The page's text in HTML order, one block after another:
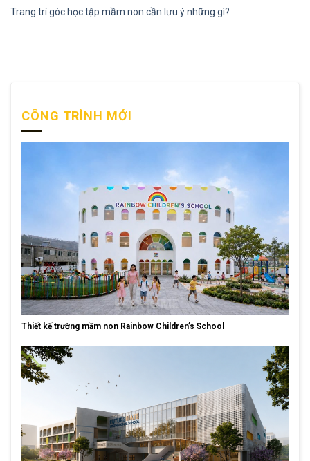
Trang trí góc học tập mầm non cần lưu ý những gì?
CÔNG TRÌNH MỚI
Thiết kế trường mầm non Rainbow Children’s School